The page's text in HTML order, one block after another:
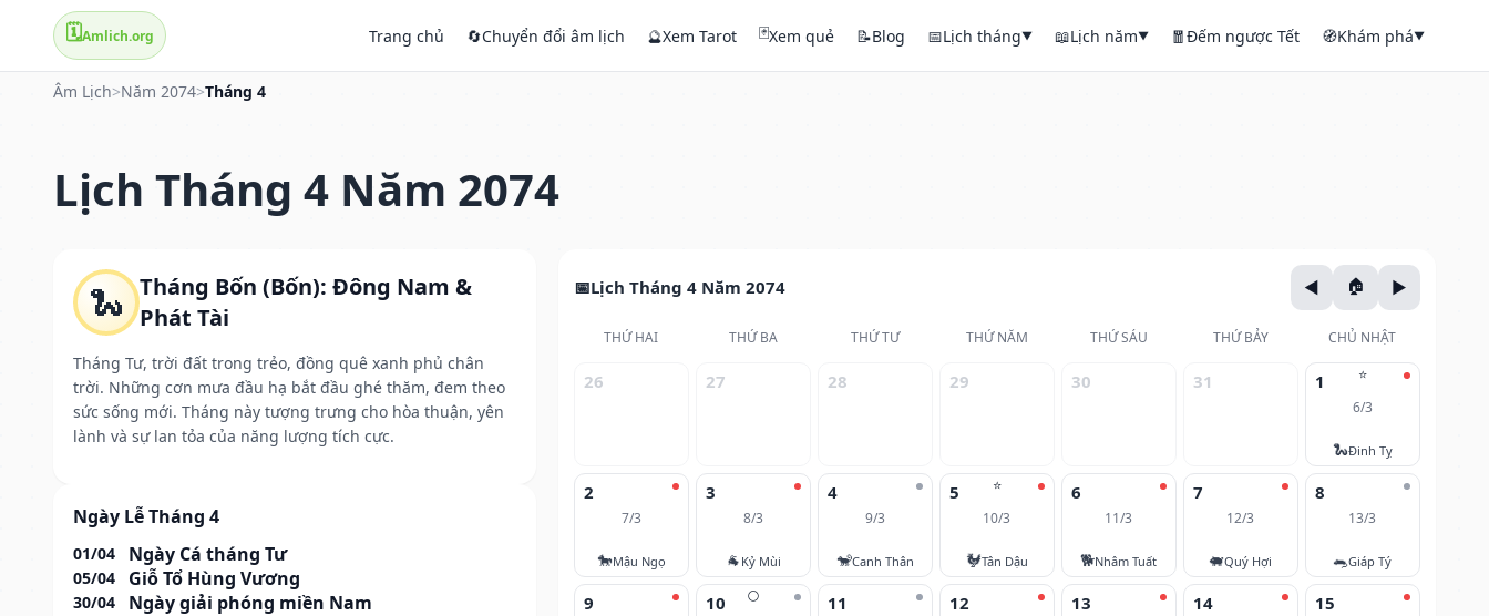
🗓️Amlich.org Trang chủ 🔄Chuyển đổi âm lịch 🔮Xem Tarot 🃏Xem quẻ 📝Blog 📅Lịch tháng▼ 📖Lịch năm▼ 🧧Đếm ngược Tết 🧭Khám phá▼
Âm Lịch>Năm 2074>Tháng 4
Lịch Tháng 4 Năm 2074
🐍 Tháng Bốn (Bốn): Đông Nam &
Phát Tài
Tháng Tư, trời đất trong trẻo, đồng quê xanh phủ chân
trời. Những cơn mưa đầu hạ bắt đầu ghé thăm, đem theo
sức sống mới. Tháng này tượng trưng cho hòa thuận, yên
lành và sự lan tỏa của năng lượng tích cực.
Ngày Lễ Tháng 4
01/04 Ngày Cá tháng Tư
05/04 Giỗ Tổ Hùng Vương
30/04 Ngày giải phóng miền Nam
Lịch Tháng 4 Năm 2074
THỨ HAI THỨ BA THỨ TƯ THỨ NĂM THỨ SÁU THỨ BẢY CHỦ NHẬT
26 27 28 29 30 31 ⭐
1
6/3
🐍Đinh Tỵ
2
7/3
🐎Mậu Ngọ
3
8/3
🐐 Kỷ Mùi
4
9/3
🐒Canh Thân
⭐
5
10/3
🐓Tân Dậu
6
11/3
🐕Nhâm Tuất
7
12/3
🐖Quý Hợi
8
13/3
🐀Giáp Tý
9 🌕
10 11 12 13 14 15